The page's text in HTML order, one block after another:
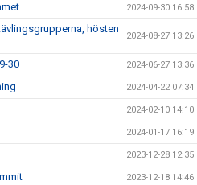
2024-09-30 16:58
hösten
2024-08-27 13:26
30 2024-06-27 13:36
2024-04-22 07:34
2024-02-10 14:10
2024-01-17 16:19
2023-12-28 12:35
2023-12-18 14:46